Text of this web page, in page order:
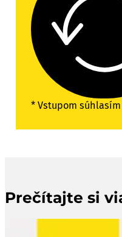
* Vstupom súhlasím
Prečítajte si